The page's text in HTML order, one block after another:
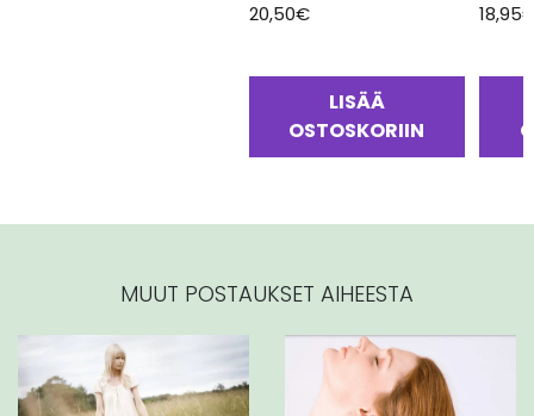
20,50€
LISÄÄ
OSTOSKORIIN
18,95
MUUT POSTAUKSET AIHEESTA